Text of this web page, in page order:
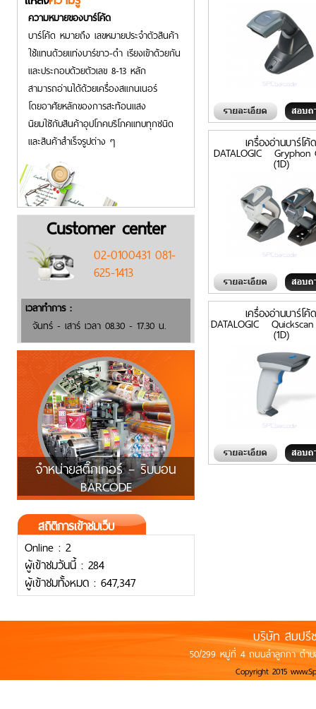
ความหมายของบาร์โค้ด
บาร์โค้ด หมายถึง เลขหมายประจำตัวสินค้า
ใช้แทนด้วยแท่งบาร์ขาว-ดำ เรียงเข้าด้วยกัน
และประกอบด้วยตัวเลข 8-13 หลัก
สามารถอ่านได้ด้วยเครื่องสแกนเนอร์
โดยอาศัยหลักของการสะท้อนแสง
นิยมใชักับสินค้าอุปโภคบริโภคแทบทุกชนิด
และสินค้าสำเร็จรูปต่าง ๆ
Customer center
02-0100431 081-
625-1413
เวลาทำการ :
จันทร์ - เสาร์ เวลา 08.30 - 17.30 น.
จำหน่ายสติ๊กเกอร์ – ริบบอน
BARCODE
สถิติการเข้าชมเว็บ
Online : 2
ผู้เข้าชมวันนี้ : 284
ผู้เข้าชมทั้งหมด : 647,347
เครื่องอ่านบาร์โค้ด
DATALOGIC Gryphon
(1D)
เครื่องอ่านบาร์โค้ด
DATALOGIC
(1D)
บริษัท สมปรี
50/299 หมู่ที่ 4 ถนนลำลูกกา ตำบ
Copyright 2015